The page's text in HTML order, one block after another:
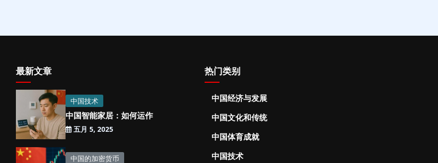
最新文章
中国技术
中国智能家居：如何运作
五月 5, 2025
中国的加密货币
热门类别
中国经济与发展
中国文化和传统
中国体育成就
中国技术